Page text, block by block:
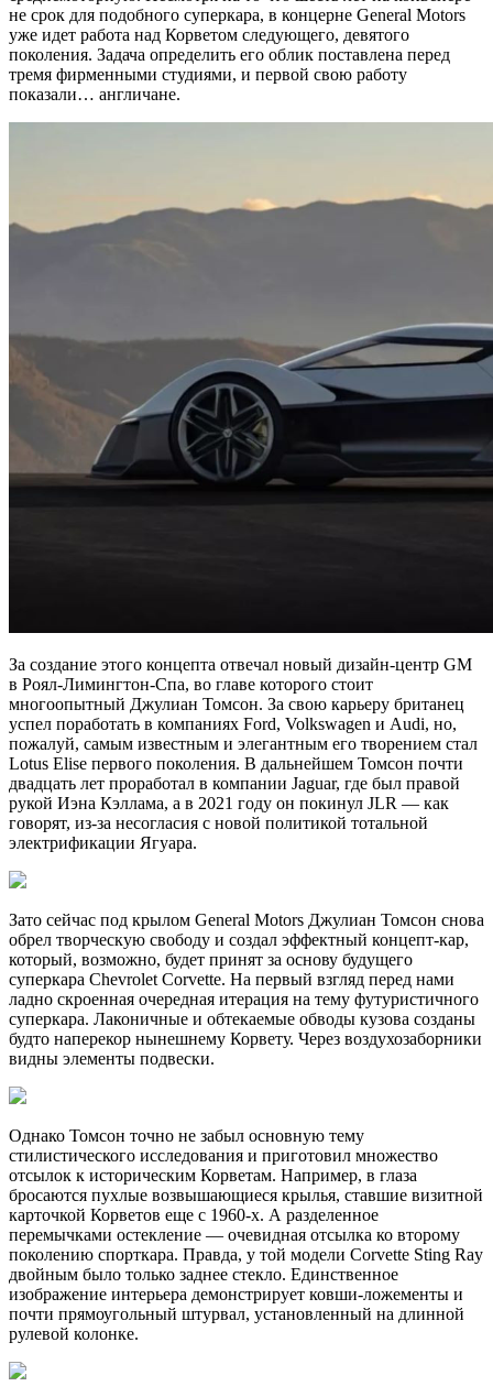
не срок для подобного суперкара, в концерне General Motors
уже идет работа над Корветом следующего, девятого
поколения. Задача определить его облик поставлена перед
тремя фирменными студиями, и первой свою работу
показали… англичане.
За создание этого концепта отвечал новый дизайн-центр GM
в Роял-Лимингтон-Спа, во главе которого стоит
многоопытный Джулиан Томсон. За свою карьеру британец
успел поработать в компаниях Ford, Volkswagen и Audi, но,
пожалуй, самым известным и элегантным его творением стал
Lotus Elise первого поколения. В дальнейшем Томсон почти
двадцать лет проработал в компании Jaguar, где был правой
рукой Иэна Кэллама, а в 2021 году он покинул JLR — как
говорят, из-за несогласия с новой политикой тотальной
электрификации Ягуара.
Зато сейчас под крылом General Motors Джулиан Томсон снова
обрел творческую свободу и создал эффектный концепт-кар,
который, возможно, будет принят за основу будущего
суперкара Chevrolet Corvette. На первый взгляд перед нами
ладно скроенная очередная итерация на тему футуристичного
суперкара. Лаконичные и обтекаемые обводы кузова созданы
будто наперекор нынешнему Корвету. Через воздухозаборники
видны элементы подвески.
Однако Томсон точно не забыл основную тему
стилистического исследования и приготовил множество
отсылок к историческим Корветам. Например, в глаза
бросаются пухлые возвышающиеся крылья, ставшие визитной
карточкой Корветов еще с 1960-х. А разделенное
перемычками остекление — очевидная отсылка ко второму
поколению спорткара. Правда, у той модели Corvette Sting Ray
двойным было только заднее стекло. Единственное
изображение интерьера демонстрирует ковши-ложементы и
почти прямоугольный штурвал, установленный на длинной
рулевой колонке.